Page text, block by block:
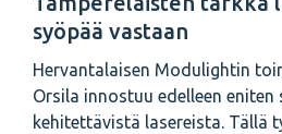
syöpää vastaan
Hervantalaisen Modulightin
Orsila innostuu edelleen
kehitettävistä lasereista. Tällä